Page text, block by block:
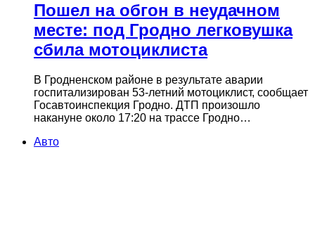
Пошел на обгон в неудачном
месте: под Гродно легковушка
сбила мотоциклиста
В Гродненском районе в результате аварии
госпитализирован 53-летний мотоциклист, сообщает
Госавтоинспекция Гродно. ДТП произошло
накануне около 17:20 на трассе Гродно…
Авто